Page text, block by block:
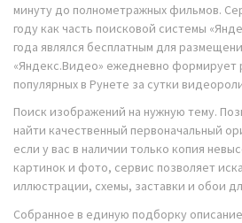
минуту до полнометражных фильмов.
году как часть поисковой системы
года являлся бесплатным для
«Яндекс.Видео» ежедневно формирует
популярных в Рунете за сутки
Поиск изображений на нужную тему.
найти качественный первоначальный
если у вас в наличии только копия
картинок и фото, сервис позволяет
иллюстрации, схемы, заставки и обои
Собранное в единую подборку